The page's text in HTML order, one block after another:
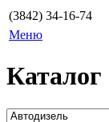
(3842) 34-16-74
Меню